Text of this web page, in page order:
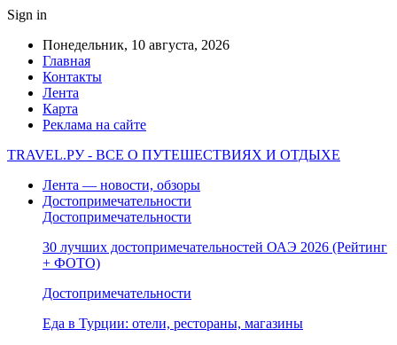
Sign in
Понедельник, 10 августа, 2026
Главная
Контакты
Лента
Карта
Реклама на сайте
TRAVEL.РУ - ВСЕ О ПУТЕШЕСТВИЯХ И ОТДЫХЕ
Лента — новости, обзоры
Достопримечательности
Достопримечательности
30 лучших достопримечательностей ОАЭ 2026 (Рейтинг
+ ФОТО)
Достопримечательности
Еда в Турции: отели, рестораны, магазины